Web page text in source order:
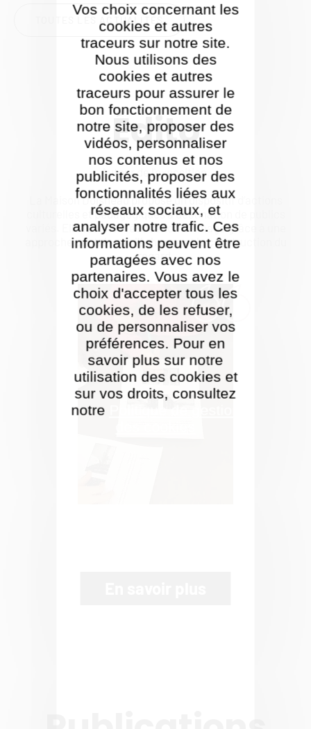
Vos choix concernant les
cookies et autres
traceurs sur notre site.
Nous utilisons des
cookies et autres
traceurs pour assurer le
bon fonctionnement de
notre site, proposer des
vidéos, personnaliser
nos contenus et nos
publicités, proposer des
fonctionnalités liées aux
réseaux sociaux, et
analyser notre trafic. Ces
informations peuvent être
partagées avec nos
partenaires. Vous avez le
choix d'accepter tous les
cookies, de les refuser,
ou de personnaliser vos
préférences. Pour en
savoir plus sur notre
utilisation des cookies et
sur vos droits, consultez
notre
TOUTES LES ACTUALITÉS
Édito
Autour de l'exposition.
La Maison Doisneau propose un dispositif d’actions
culturelles et pédagogiques à destination de publics
variés. Elle favorise l’éducation à l’image grâce à une
approche centrée sur l’échange et la construction du
regard.